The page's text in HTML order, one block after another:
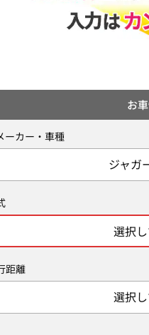
お
ーカー・車種
ジャガ
選択
距離
選択